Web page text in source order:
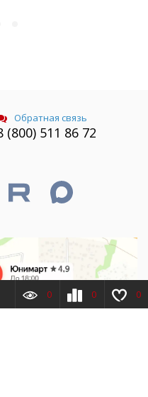
Обратная связь
(800) 511 86 72
0 0 0